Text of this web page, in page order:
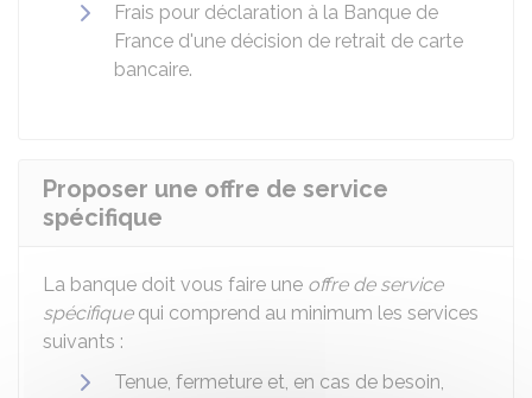
Frais pour déclaration à la Banque de
France d'une décision de retrait de carte
bancaire.
Proposer une offre de service
spécifique
La banque doit vous faire une offre de service
spécifiquequi comprend au minimum les services
suivants :
Tenue, fermeture et, en cas de besoin,